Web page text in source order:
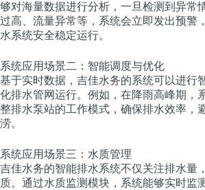
够对海量数据进行分析，一旦检测到异常
过高、流量异常等，系统会立即发出预警
水系统安全稳定运行。
系统应用场景二：智能调度与优化
基于实时数据，吉佳水务的系统可以进行
化排水管网运行。例如，在降雨高峰期，
整排水泵站的工作模式，确保排水效率，
涝。
系统应用场景三：水质管理
吉佳水务的智能排水系统不仅关注排水量
质。通过水质监测模块，系统能够实时监